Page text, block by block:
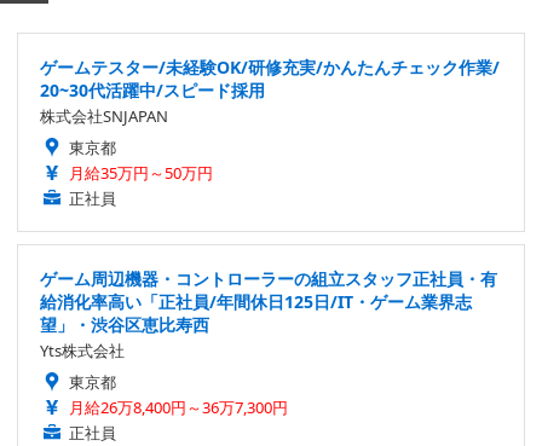
ゲームテスター/未経験OK/研修充実/かんたんチェック作業/
20~30代活躍中/スピード採用
株式会社SNJAPAN
東京都
月給35万円～50万円
正社員
ゲーム周辺機器・コントローラーの組立スタッフ正社員・有
給消化率高い「正社員/年間休日125日/IT・ゲーム業界志
望」・渋谷区恵比寿西
Yts株式会社
東京都
月給26万8,400円～36万7,300円
正社員